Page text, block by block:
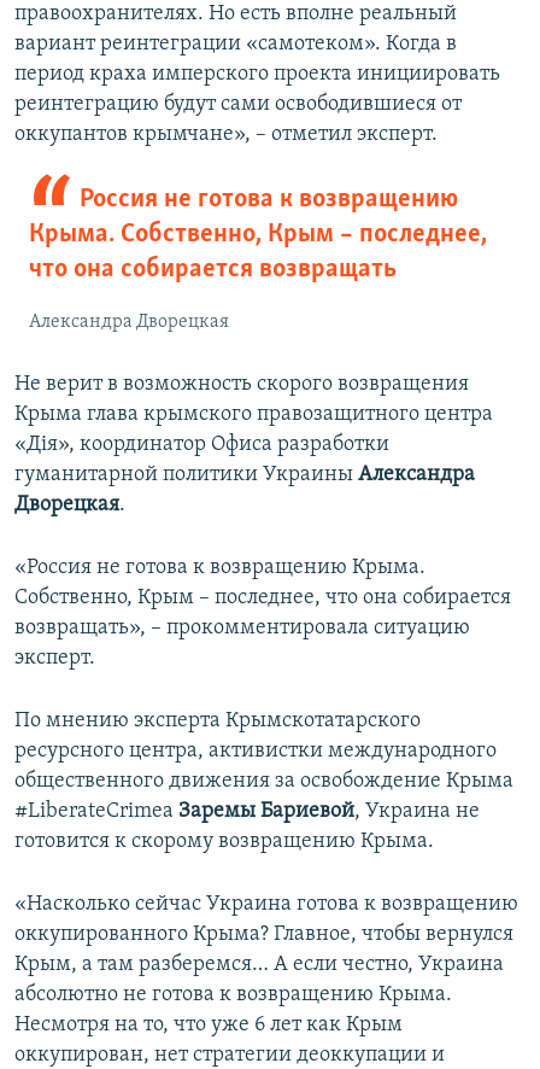
правоохранителях. Но есть вполне реальный
вариант реинтеграции «самотеком». Когда в
период краха имперского проекта инициировать
реинтеграцию будут сами освободившиеся от
оккупантов крымчане», – отметил эксперт.
Россия не готова к возвращению
Крыма. Собственно, Крым – последнее,
что она собирается возвращать
Александра Дворецкая
Не верит в возможность скорого возвращения
Крыма глава крымского правозащитного центра
«Дія», координатор Офиса разработки
гуманитарной политики Украины Александра
Дворецкая.
«Россия не готова к возвращению Крыма.
Собственно, Крым – последнее, что она собирается
возвращать», – прокомментировала ситуацию
эксперт.
По мнению эксперта Крымскотатарского
ресурсного центра, активистки международного
общественного движения за освобождение Крыма
#LiberateCrimea Заремы Бариевой, Украина не
готовится к скорому возвращению Крыма.
«Насколько сейчас Украина готова к возвращению
оккупированного Крыма? Главное, чтобы вернулся
Крым, а там разберемся… А если честно, Украина
абсолютно не готова к возвращению Крыма.
Несмотря на то, что уже 6 лет как Крым
оккупирован, нет стратегии деоккупации и